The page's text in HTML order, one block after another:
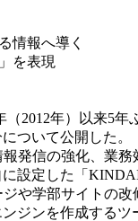
情報へ導く
を表現
2012年）以来5
ついて公開した。
信の強化、業
設定した「
や学部サイトの改
ジンを作成するツ